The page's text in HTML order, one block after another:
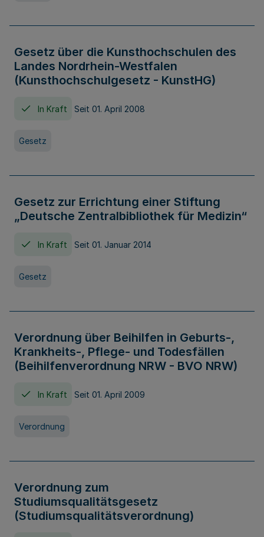
Gesetz über die Kunsthochschulen des
Landes Nordrhein-Westfalen
(Kunsthochschulgesetz - KunstHG)
In Kraft Seit 01. April 2008
Gesetz
Gesetz zur Errichtung einer Stiftung
„Deutsche Zentralbibliothek für Medizin“
In Kraft Seit 01. Januar 2014
Gesetz
Verordnung über Beihilfen in Geburts-,
Krankheits-, Pflege- und Todesfällen
(Beihilfenverordnung NRW - BVO NRW)
In Kraft Seit 01. April 2009
Verordnung
Verordnung zum
Studiumsqualitätsgesetz
(Studiumsqualitätsverordnung)